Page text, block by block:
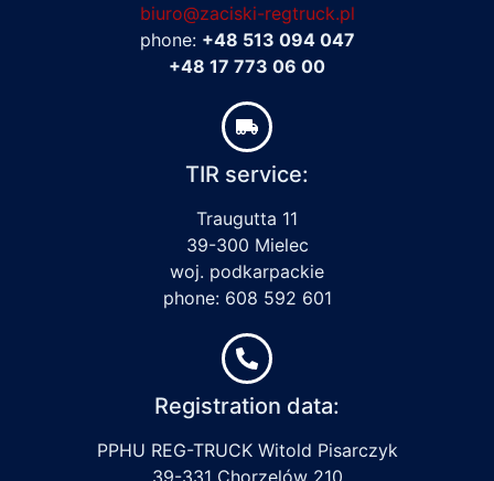
biuro@zaciski-regtruck.pl
phone: +48 513 094 047
+48 17 773 06 00
TIR service:
Traugutta 11
39-300 Mielec
woj. podkarpackie
phone: 608 592 601
Registration data:
PPHU REG-TRUCK Witold Pisarczyk
39-331 Chorzelów 210